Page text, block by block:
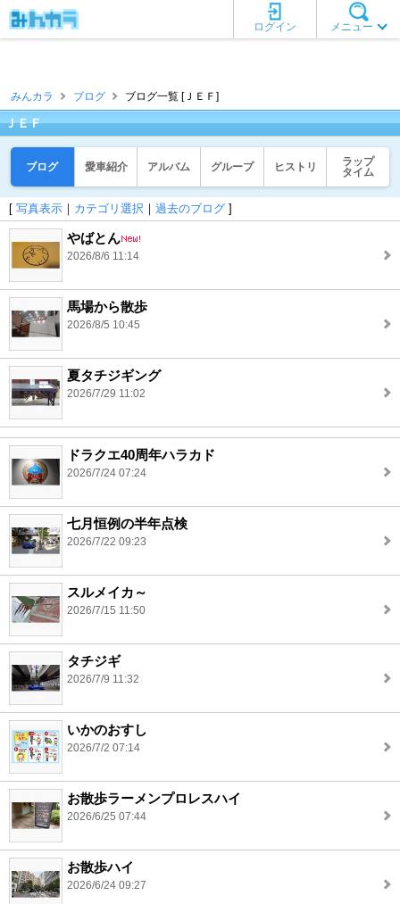
メニュー
ログイン
みんカラ ブログ ブログ一覧 [ＪＥＦ]
ＪＥＦ
ブログ 愛車紹介 アルバム グループ ヒストリ
ラップ
タイム
[ 写真表示 ｜ カテゴリ選択 ｜ 過去のブログ ]
やばとん
2026/8/6 11:14
馬場から散歩
2026/8/5 10:45
夏タチジギング
2026/7/29 11:02
ドラクエ40周年ハラカド
2026/7/24 07:24
七月恒例の半年点検
2026/7/22 09:23
スルメイカ～
2026/7/15 11:50
タチジギ
2026/7/9 11:32
いかのおすし
2026/7/2 07:14
お散歩ラーメンプロレスハイ
2026/6/25 07:44
お散歩ハイ
2026/6/24 09:27